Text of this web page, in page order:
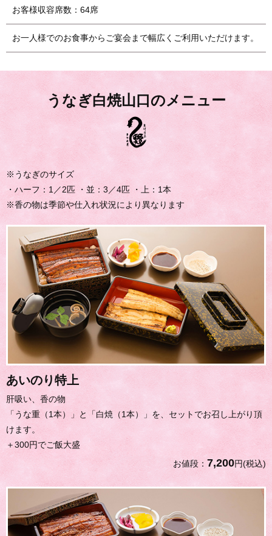
お客様収容席数：64席
お一人様でのお食事からご宴会まで幅広くご利用いただけます。
うなぎ白焼山口のメニュー
※うなぎのサイズ
・ハーフ：1／2匹 ・並：3／4匹 ・上：1本
※香の物は季節や仕入れ状況により異なります
あいのり特上
肝吸い、香の物
「うな重（1本）」と「白焼（1本）」を、セットでお召し上がり頂
けます。
＋300円でご飯大盛
お値段： 7,200円(税込)